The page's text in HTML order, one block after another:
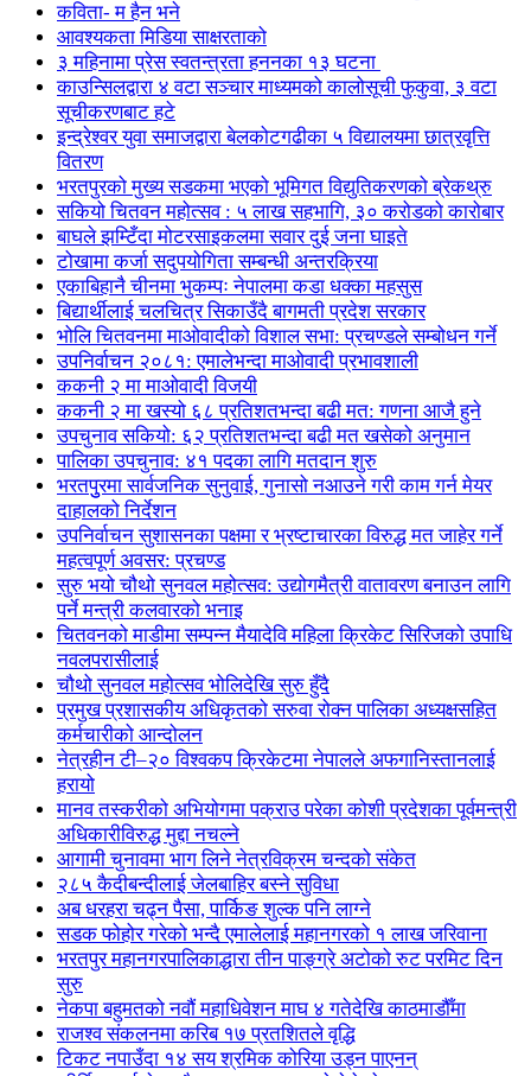
कविता- म हैन भने
आवश्यकता मिडिया साक्षरताको
३ महिनामा प्रेस स्वतन्त्रता हननका १३ घटना
काउन्सिलद्वारा ४ वटा सञ्चार माध्यमको कालोसूची फुकुवा, ३ वटा
सूचीकरणबाट हटे
इन्द्रेश्वर युवा समाजद्वारा बेलकोटगढीका ५ विद्यालयमा छात्रवृत्ति
वितरण
भरतपुरको मुख्य सडकमा भएको भूमिगत विद्युतिकरणको ब्रेकथ्रु
सकियो चितवन महोत्सव : ५ लाख सहभागि, ३० करोडको कारोबार
बाघले झम्टिँदा मोटरसाइकलमा सवार दुई जना घाइते
टोखामा कर्जा सदुपयोगिता सम्बन्धी अन्तरक्रिया
एकाबिहानै चीनमा भुकम्पः नेपालमा कडा धक्का महसुस
बिद्यार्थीलाई चलचित्र सिकाउँदै बागमती प्रदेश सरकार
भोलि चितवनमा माओवादीको विशाल सभा: प्रचण्डले सम्बोधन गर्ने
उपनिर्वाचन २०८१: एमालेभन्दा माओवादी प्रभावशाली
ककनी २ मा माओवादी विजयी
ककनी २ मा खस्यो ६८ प्रतिशतभन्दा बढी मत: गणना आजै हुने
उपचुनाव सकियो: ६२ प्रतिशतभन्दा बढी मत खसेको अनुमान
पालिका उपचुनाव: ४१ पदका लागि मतदान शुरु
भरतपुुरमा सार्वजनिक सुनुवाई, गुनासो नआउने गरी काम गर्न मेयर
दाहालको निर्देशन
उपनिर्वाचन सुशासनका पक्षमा र भ्रष्टाचारका विरुद्ध मत जाहेर गर्ने
महत्वपूर्ण अवसर: प्रचण्ड
सुरु भयो चौथो सुनवल महोत्सव: उद्योगमैत्री वातावरण बनाउन लागि
पर्ने मन्त्री कलवारको भनाइ
चितवनको माडीमा सम्पन्न मैयादेवि महिला क्रिकेट सिरिजको उपाधि
नवलपरासीलाई
चौथो सुनवल महोत्सव भोलिदेखि सुरु हुँदै
प्रमुख प्रशासकीय अधिकृतको सरुवा रोक्न पालिका अध्यक्षसहित
कर्मचारीको आन्दोलन
नेत्रहीन टी–२० विश्वकप क्रिकेटमा नेपालले अफगानिस्तानलाई
हरायो
मानव तस्करीको अभियोगमा पक्राउ परेका कोशी प्रदेशका पूर्वमन्त्री
अधिकारीविरुद्ध मुद्दा नचल्ने
आगामी चुनावमा भाग लिने नेत्रविक्रम चन्दको संकेत
२८५ कैदीबन्दीलाई जेलबाहिर बस्ने सुविधा
अब धरहरा चढ्न पैसा, पार्किङ शुल्क पनि लाग्ने
सडक फोहोर गरेको भन्दै एमालेलाई महानगरको १ लाख जरिवाना
भरतपुर महानगरपालिकाद्धारा तीन पाङ्ग्रे अटोको रुट परमिट दिन
सुरु
नेकपा बहुमतको नवौं महाधिवेशन माघ ४ गतेदेखि काठमाडौँमा
राजश्व संकलनमा करिब १७ प्रतशितले वृद्धि
टिकट नपाउँदा १४ सय श्रमिक कोरिया उड्न पाएनन्